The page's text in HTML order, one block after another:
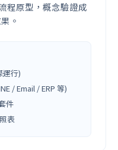
程原型，概念驗證成
。
運行)
/ Email / ERP 等)
件
表